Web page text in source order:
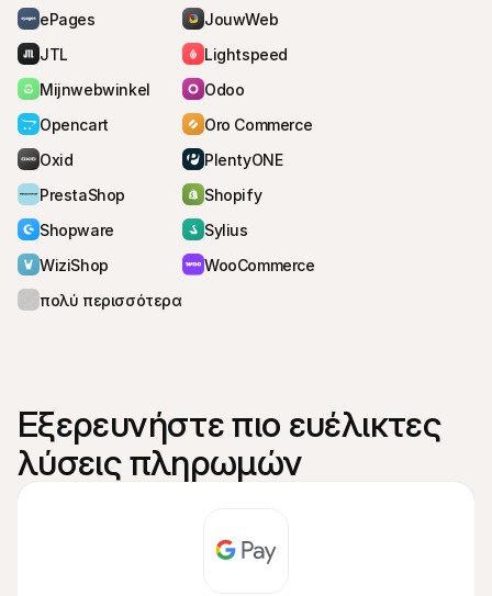
ePages
JouwWeb
JTL
Lightspeed
Mijnwebwinkel
Odoo
Opencart
Oro Commerce
Oxid
PlentyONE
PrestaShop
Shopify
Shopware
Sylius
WiziShop
WooCommerce
πολύ περισσότερα...
Εξερευνήστε πιο ευέλικτες
λύσεις πληρωμών